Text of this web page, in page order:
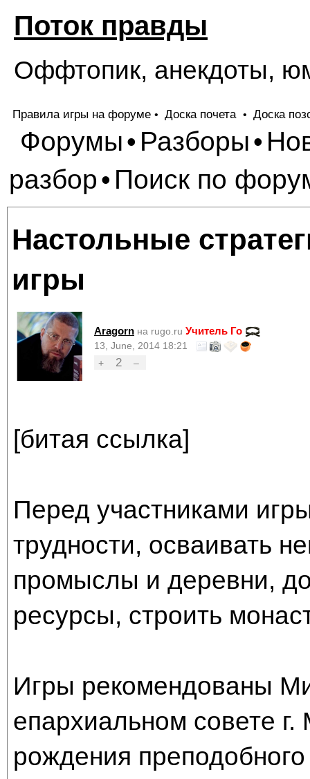
Поток правды
Оффтопик, анекдоты,
Правила игры на форуме • Доска почета • Доска
Форумы• Разборы•
разбор• Поиск по
Настольные
игры
Aragorn на rugo.ru Учитель Го
13, June, 2014 18:21
+
2 –
[битая ссылка]
Перед участниками
трудности, осваивать
промыслы и деревни,
ресурсы, строить
Игры рекомендованы
епархиальном совете
рождения